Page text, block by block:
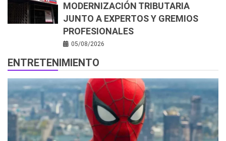
MODERNIZACIÓN TRIBUTARIA
JUNTO A EXPERTOS Y GREMIOS
PROFESIONALES
05/08/2026
ENTRETENIMIENTO